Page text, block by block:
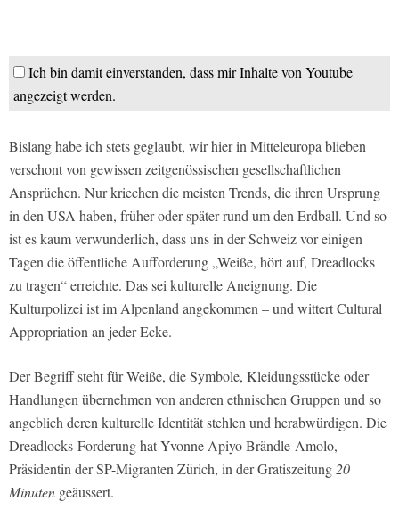
Ich bin damit einverstanden, dass mir Inhalte von Youtube
angezeigt werden.
Bislang habe ich stets geglaubt, wir hier in Mitteleuropa blieben
verschont von gewissen zeitgenössischen gesellschaftlichen
Ansprüchen. Nur kriechen die meisten Trends, die ihren Ursprung
in den USA haben, früher oder später rund um den Erdball. Und so
ist es kaum verwunderlich, dass uns in der Schweiz vor einigen
Tagen die öffentliche Aufforderung „Weiße, hört auf, Dreadlocks
zu tragen“ erreichte. Das sei kulturelle Aneignung. Die
Kulturpolizei ist im Alpenland angekommen – und wittert Cultural
Appropriation an jeder Ecke.
Der Begriff steht für Weiße, die Symbole, Kleidungsstücke oder
Handlungen übernehmen von anderen ethnischen Gruppen und so
angeblich deren kulturelle Identität stehlen und herabwürdigen. Die
Dreadlocks-Forderung hat Yvonne Apiyo Brändle-Amolo,
Präsidentin der SP-Migranten Zürich, in der Gratiszeitung 20
Minuten geäussert.